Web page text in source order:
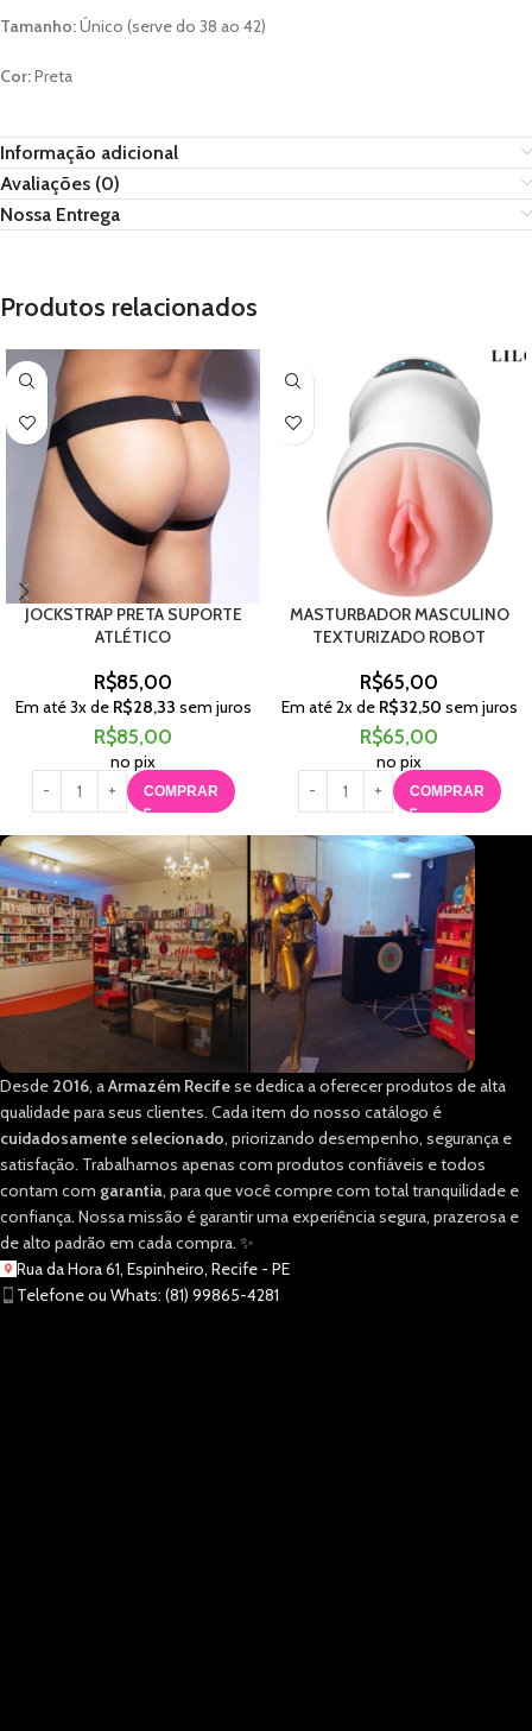
Tamanho:Único (serve do 38 ao 42)
Cor:Preta
Informação adicional
Avaliações (0)
Nossa Entrega
Produtos relacionados
JOCKSTRAP PRETA SUPORTE
ATLÉTICO
R$85,00
Em até3x de R$28,33 sem juros
R$85,00
no pix
COMPRAR
MASTURBADOR MASCULINO
TEXTURIZADO ROBOT
R$65,00
Em até2x de R$32,50 sem juros
R$65,00
no pix
COMPRAR
Desde 2016, aArmazém Recifese dedica a oferecer produtos de alta
qualidade para seus clientes. Cada item do nosso catálogo é
cuidadosamente selecionado, priorizando desempenho, segurança e
satisfação. Trabalhamos apenas com produtos confiáveis e todos
contam com garantia, para que você compre com total tranquilidade e
confiança. Nossa missão é garantir uma experiência segura, prazerosa e
de alto padrão em cada compra. ✨
Rua da Hora 61, Espinheiro, Recife - PE
Telefone ou Whats: (81) 99865-4281